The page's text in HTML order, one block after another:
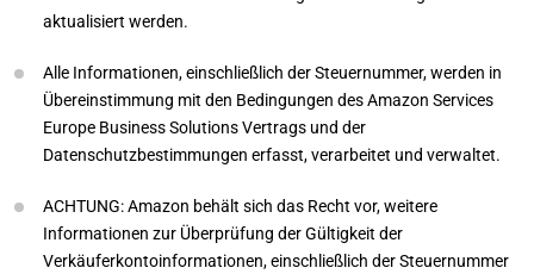
aktualisiert werden.
Alle Informationen, einschließlich der Steuernummer, werden in
Übereinstimmung mit den Bedingungen des Amazon Services
Europe Business Solutions Vertrags und der
Datenschutzbestimmungen erfasst, verarbeitet und verwaltet.
ACHTUNG: Amazon behält sich das Recht vor, weitere
Informationen zur Überprüfung der Gültigkeit der
Verkäuferkontoinformationen, einschließlich der Steuernummer